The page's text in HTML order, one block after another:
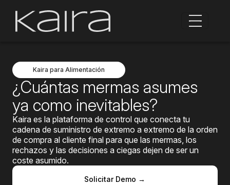
Kaira para Alimentación
¿Cuántas mermas asumes
ya como inevitables?
Kaira es la plataforma de control que conecta tu
cadena de suministro de extremo a extremo de la orden
de compra al cliente final para que las mermas, los
rechazos y las decisiones a ciegas dejen de ser un
coste asumido.
Solicitar Demo →